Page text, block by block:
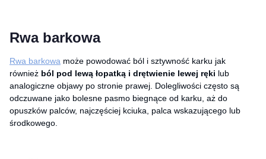
Rwa barkowa
Rwa barkowa może powodować ból i sztywność karku jak
również ból pod lewą łopatką i drętwienie lewej ręki lub
analogiczne objawy po stronie prawej. Dolegliwości często są
odczuwane jako bolesne pasmo biegnące od karku, aż do
opuszków palców, najczęściej kciuka, palca wskazującego lub
środkowego.